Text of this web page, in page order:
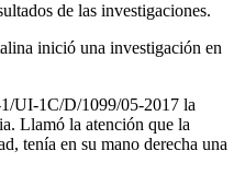
de las investigaciones.
inició una investigación en
UI-1C/D/1099/05-2017 la
Llamó la atención que la
tenía en su mano derecha una